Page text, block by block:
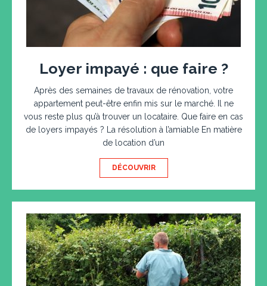
Loyer impayé : que faire ?
Après des semaines de travaux de rénovation, votre
appartement peut-être enfin mis sur le marché. Il ne
vous reste plus qu’à trouver un locataire. Que faire en cas
de loyers impayés ? La résolution à l’amiable En matière
de location d’un
DÉCOUVRIR